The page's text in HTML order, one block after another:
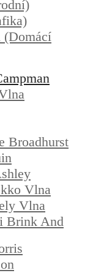
(domácí
Broadhurst
Vlna
Vlna
Brink And